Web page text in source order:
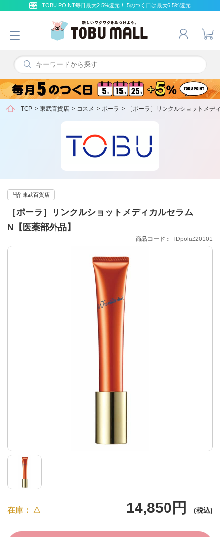
TOBU POINT毎日最大2.5%還元！ 5のつく日は最大6.5%還元
TOP > 東武百貨店 > コスメ > ポーラ > ［ポーラ］リンクルショットメデ
［ポーラ］リンクルショットメディカルセラム
N【医薬部外品】
東武百貨店
在庫 △ 14,850円
商品コード TDpolaZ20101